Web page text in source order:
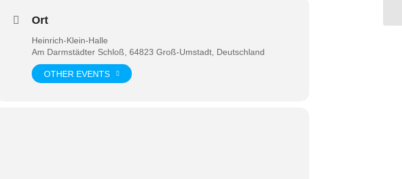
Ort
Heinrich-Klein-Halle
Am Darmstädter Schloß, 64823 Groß-Umstadt, Deutschland
OTHER EVENTS